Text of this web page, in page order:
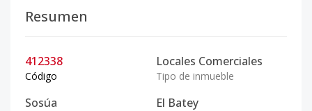
Resumen
412338
Código
Locales Comerciales
Tipo de inmueble
Sosúa El Batey